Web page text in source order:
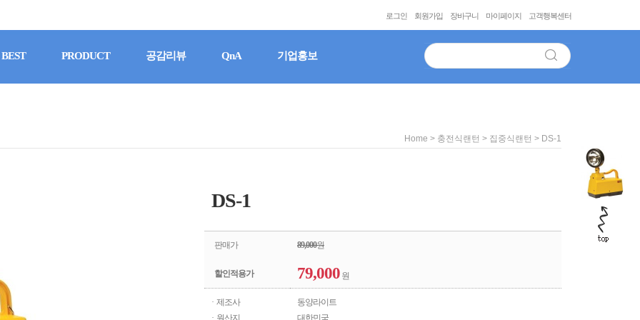
고객행복센터
마이페이지
장바구니
회원가입
로그인
BEST PRODUCT 공감리뷰 QnA 기업홍보
Home > 충전식랜턴 > 집중식랜턴 > DS-1
DS-1
판매가 89,000원
할인적용가 79,000 원
· 제조사
동양라이트